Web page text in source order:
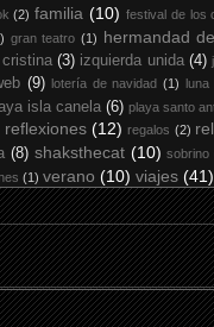
(2) familia (10) festival de los
gran teatro (1) hermandad
(3) izquierda unida (4)
(9) lotería de navidad (1) luna
isla canela (6) playa santo
reflexiones (12) regalos (2)
(8) shaksthecat (10) sobrino
(1) verano (10) viajes (41)